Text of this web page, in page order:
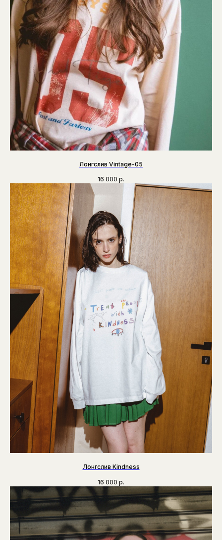
Лонгслив Vintage-05
16 000 р.
Лонгслив Kindness
16 000 р.